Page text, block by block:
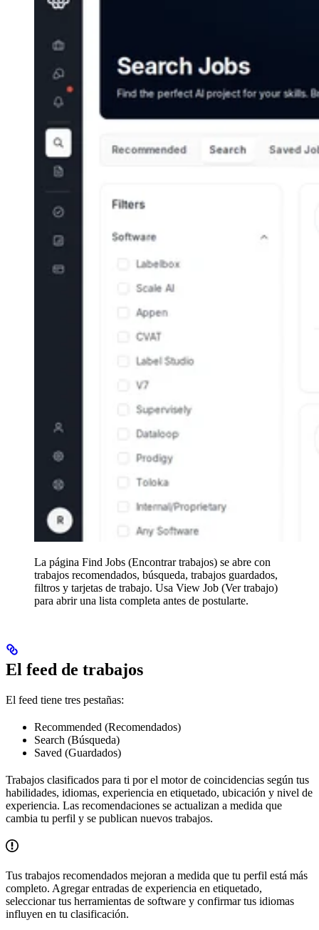
La página Find Jobs (Encontrar trabajos) se abre con
trabajos recomendados, búsqueda, trabajos guardados,
filtros y tarjetas de trabajo. Usa View Job (Ver trabajo)
para abrir una lista completa antes de postularte.
El feed de trabajos
El feed tiene tres pestañas:
Recommended (Recomendados)
Search (Búsqueda)
Saved (Guardados)
Trabajos clasificados para ti por el motor de coincidencias según tus
habilidades, idiomas, experiencia en etiquetado, ubicación y nivel de
experiencia. Las recomendaciones se actualizan a medida que
cambia tu perfil y se publican nuevos trabajos.
Tus trabajos recomendados mejoran a medida que tu perfil está más
completo. Agregar entradas de experiencia en etiquetado,
seleccionar tus herramientas de software y confirmar tus idiomas
influyen en tu clasificación.